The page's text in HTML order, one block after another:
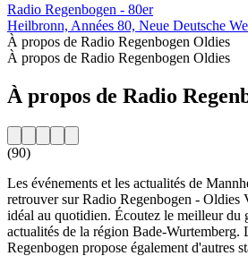
Radio Regenbogen - 80er
Heilbronn, Années 80, Neue Deutsche
À propos de Radio Regenbogen Oldies
À propos de Radio Regenbogen Oldies
À propos de Radio
(90)
Les événements et les actualités de
retrouver sur Radio Regenbogen - Oldies
idéal au quotidien. Écoutez le meilleur du
actualités de la région Bade-Wurtemberg.
Regenbogen propose également d'autres